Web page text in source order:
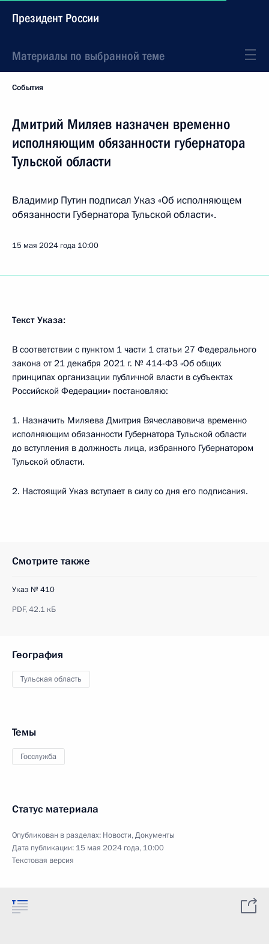
Президент России
Материалы по выбранной теме
События
Дмитрий Миляев назначен временно
исполняющим обязанности губернатора
Тульской области
Владимир Путин подписал Указ «Об исполняющем
обязанности Губернатора Тульской области».
15 мая 2024 года 10:00
Текст Указа:
В соответствии с пунктом 1 части 1 статьи 27 Федерального
закона от 21 декабря 2021 г. № 414-ФЗ «Об общих
принципах организации публичной власти в субъектах
Российской Федерации» постановляю:
1. Назначить Миляева Дмитрия Вячеславовича временно
исполняющим обязанности Губернатора Тульской области
до вступления в должность лица, избранного Губернатором
Тульской области.
2. Настоящий Указ вступает в силу со дня его подписания.
Смотрите также
Указ № 410
PDF,42.1 кБ
География
Тульская область
Темы
Госслужба
Статус материала
Опубликован в разделах: Новости,Документы
Дата публикации: 15 мая 2024 года, 10:00
Текстовая версия